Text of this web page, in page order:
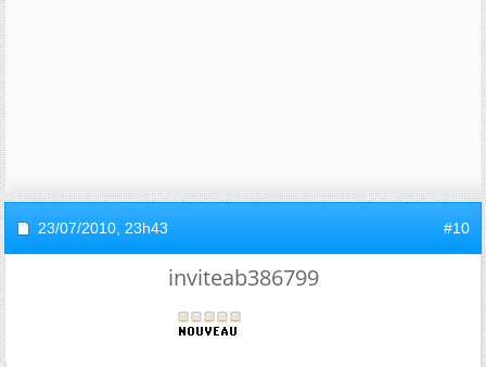
23/07/2010, 23h43 #10
inviteab386799